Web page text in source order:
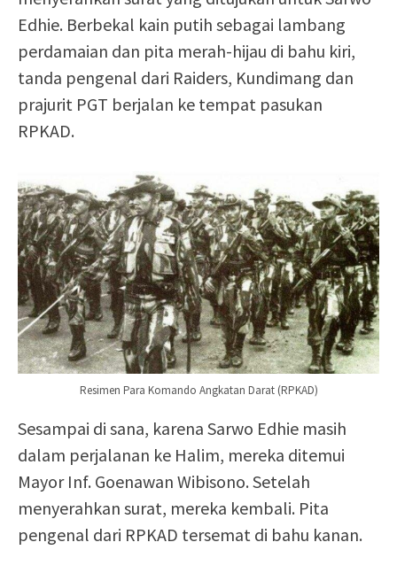
Edhie. Berbekal kain putih sebagai lambang
perdamaian dan pita merah-hijau di bahu kiri,
tanda pengenal dari Raiders, Kundimang dan
prajurit PGT berjalan ke tempat pasukan
RPKAD.
Resimen Para Komando Angkatan Darat (RPKAD)
Sesampai di sana, karena Sarwo Edhie masih
dalam perjalanan ke Halim, mereka ditemui
Mayor Inf. Goenawan Wibisono. Setelah
menyerahkan surat, mereka kembali. Pita
pengenal dari RPKAD tersemat di bahu kanan.